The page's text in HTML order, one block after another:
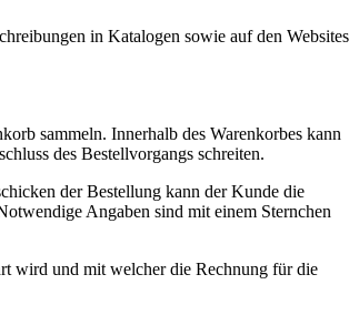
in Katalogen sowie auf den Websites
sammeln. Innerhalb des Warenkorbes kann
des Bestellvorgangs schreiten.
der Bestellung kann der Kunde die
Angaben sind mit einem Sternchen
wird und mit welcher die Rechnung für die